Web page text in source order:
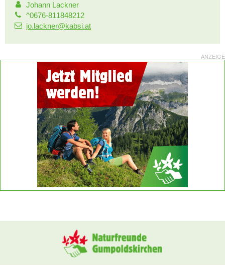
Johann Lackner
^0676-811848212
jo.lackner@kabsi.at
ANZEIGE